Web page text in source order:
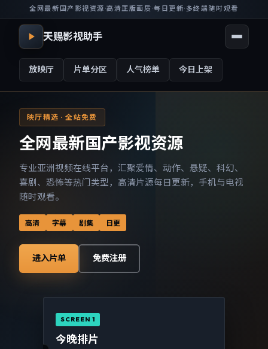
全网最新国产影视资源·高清正版画质·每日更新· 多终端随时观看
天赐影视助手
放映厅 片单分区 人气榜单 今日上架
映厅精选 · 全站免费
全网最新国产影视资源
专业亚洲视频在线平台，汇聚爱情、动作、悬疑、科幻、
喜剧、恐怖等热门类型，高清片源每日更新，手机与电视
随时观看。
高清 字幕 剧集 日更
进入片单 免费注册
SCREEN 1
今晚排片